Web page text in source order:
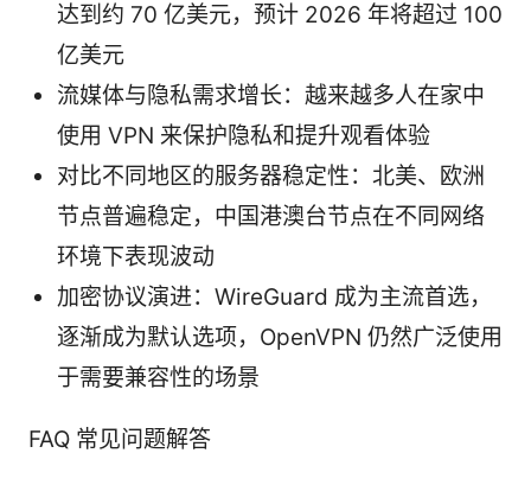
达到约 70 亿美元，预计 2026 年将超过 100
亿美元
流媒体与隐私需求增长：越来越多人在家中
使用 VPN 来保护隐私和提升观看体验
对比不同地区的服务器稳定性：北美、欧洲
节点普遍稳定，中国港澳台节点在不同网络
环境下表现波动
加密协议演进：WireGuard 成为主流首选，
逐渐成为默认选项，OpenVPN 仍然广泛使用
于需要兼容性的场景
FAQ 常见问题解答